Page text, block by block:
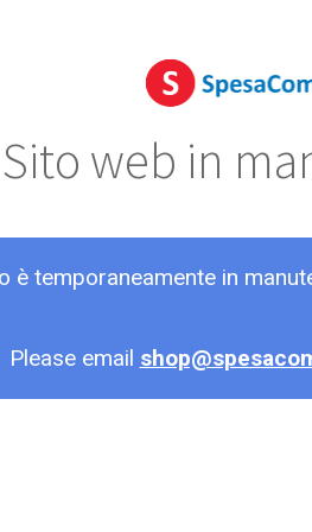
Sito web in
è temporaneamente in
Please email